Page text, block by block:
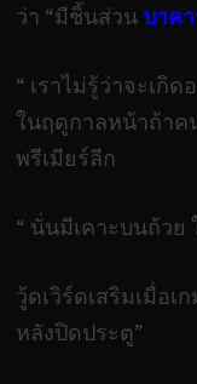
ว่า “มีชิ้นส่วนบาค
“ เราไม่รู้ว่าจะเกิ
ในฤดูกาลหน้าถ้าค
พรีเมียร์ลีก
“ นั่นมีเคาะบนถ้วย
วู้ดเวิร์ดเสริมเมื่อเ
หลังปิดประตู”